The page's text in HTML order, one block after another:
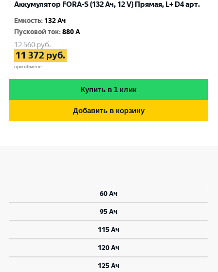
Аккумулятор FORA-S (132 Ач, 12 V) Прямая, L+ D4 арт.
Емкость: 132 Ач
Пусковой ток:880 A
12 560руб.
11 372 руб.
при обмене
Купить в 1 клик
Добавить в корзину
60 Ач
95 Ач
115 Ач
120 Ач
125 Ач